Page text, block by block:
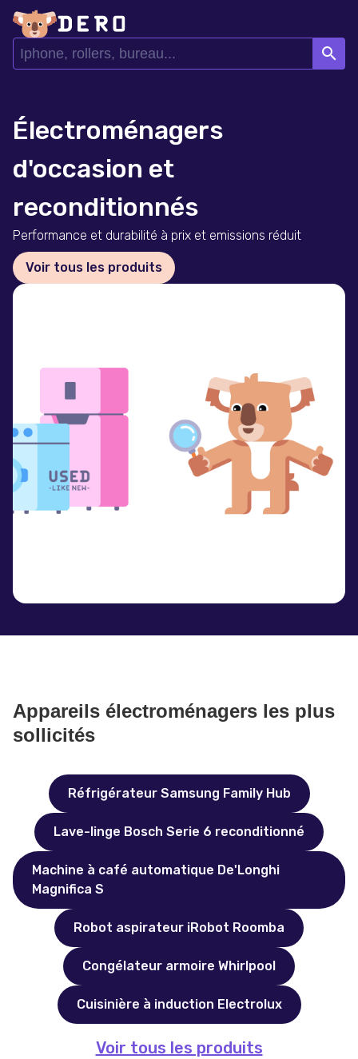
search
Électroménagers
d'occasion et
reconditionnés
Performance et durabilité à prix et emissions réduit
Voir tous les produits
Appareils électroménagers les plus
sollicités
Réfrigérateur Samsung Family Hub
Lave-linge Bosch Serie 6 reconditionné
Machine à café automatique De'Longhi
Magnifica S
Robot aspirateur iRobot Roomba
Congélateur armoire Whirlpool
Cuisinière à induction Electrolux
Voir tous les produits